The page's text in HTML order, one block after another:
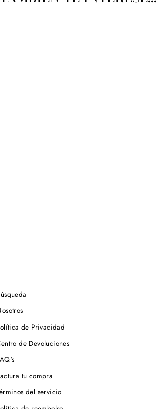
de Privacidad
de Devoluciones
tu compra
del servicio